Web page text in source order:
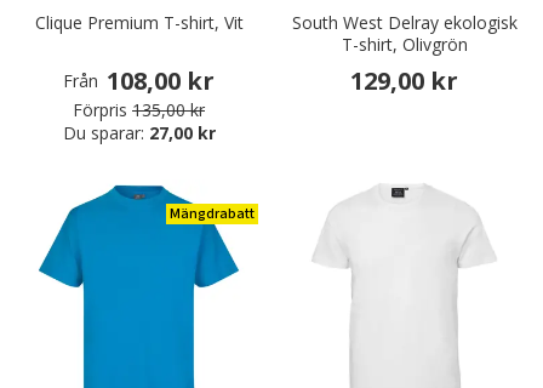
Clique Premium T-shirt, Vit
Från 108,00 kr
Förpris 135,00 kr
Du sparar: 27,00 kr
South West Delray ekologisk
T-shirt, Olivgrön
129,00 kr
Mängdrabatt